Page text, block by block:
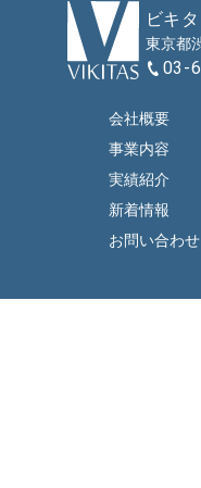
ビキ
東京都
03-
会社概要
事業内容
実績紹介
新着情報
お問い合わせ